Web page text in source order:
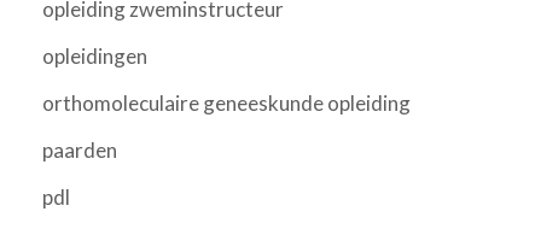
opleiding zweminstructeur
opleidingen
orthomoleculaire geneeskunde opleiding
paarden
pdl